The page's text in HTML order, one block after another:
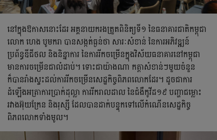
នៅក្នុងឱកាសនោះដែរ អគ្គនាយករងត្រួតពិនិត្យទី១ នៃធនាគារជាតិកម្ពុជា
លោក ហេង បូមករា បានសង្កត់ធ្ងន់ថា សារៈសំខាន់ នៃការអភិវឌ្ឍន៍
ប្រព័ន្ធឌីជីថល និងនិន្នាការ នៃការរីកចម្រើនក្នុងវិស័យធនាគារនៅកម្ពុជា
មានការចម្រើនជាលំដាប់។ ទោះជាយ៉ាងណា កត្តាសំខាន់ៗមួយចំនួន
ក៏បានរាំងស្ទះដល់ការរីកចម្រើនសេដ្ឋកិច្ចពិភពលោកដែរ។ ដូចជាការ
ដំឡើងអត្រាការប្រាក់ដុល្លា ការរីករាលដាល នៃជំងឺកូវីដ១៩ បញ្ហាជម្លោះ
រវាងអ៊ុយក្រែន និងរុស្សី ដែលបានដាក់បន្ទុកទៅលើកំណើនសេដ្ឋកិច្ច
ពិភពលោកទាំងមូល។